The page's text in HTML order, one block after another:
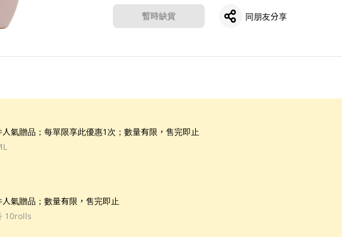
暫時缺貨 同朋友分享
氣贈品；每單限享此優惠1次；數量有限，售完即止
氣贈品；數量有限，售完即止
10rolls